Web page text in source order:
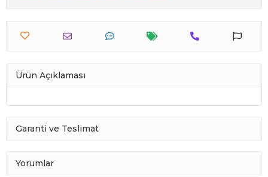
Ürün Açıklaması
Garanti ve Teslimat
Yorumlar